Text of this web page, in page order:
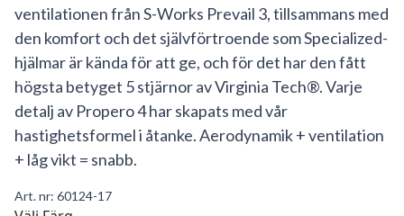
ventilationen från S-Works Prevail 3, tillsammans med
den komfort och det självförtroende som Specialized-
hjälmar är kända för att ge, och för det har den fått
högsta betyget 5 stjärnor av Virginia Tech®. Varje
detalj av Propero 4 har skapats med vår
hastighetsformel i åtanke. Aerodynamik + ventilation
+ låg vikt = snabb.
Art. nr: 60124-17